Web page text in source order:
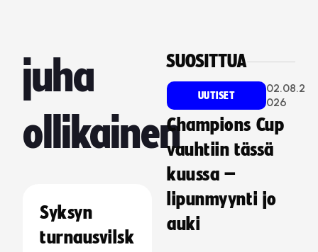
juha
ollikainen
Syksyn
turnausvilsk
SUOSITTUA
UUTISET
02.08.2
026
Champions Cup
vauhtiin tässä
kuussa –
lipunmyynti jo
auki